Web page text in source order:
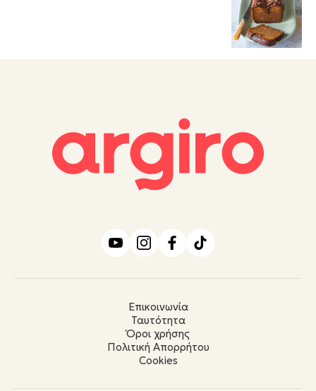
Επικοινωνία
Ταυτότητα
Όροι χρήσης
Πολιτική Απορρήτου
Cookies